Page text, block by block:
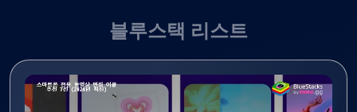
블루스택 리스트